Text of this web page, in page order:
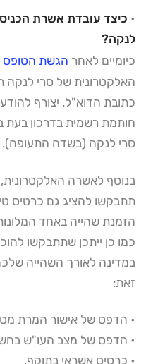
• כיצד עובדת אשרת
לנקה?
כיומיים לאחר הגשת הטופס
כתובת הדוא"ל. יצורף
חותמת רשמית בדרכון בעת
סרי לנקה (בשדה התעופה).
בנוסף לאשרה
תתבקשו להציג גם כרטיס
הזמנת שהייה באחד
כמו כן ייתכן שתתבקשו
במדינה לאורך השהייה
זאת:
• הדפס של אישור המרת
• הדפס של מצב העו"ש
• כרטיס אשראי בתוקף.